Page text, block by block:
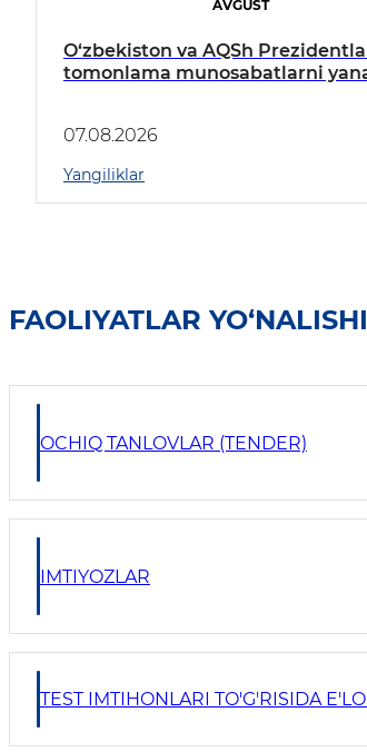
AVGUST
O‘zbekiston va AQSh
tomonlama munosabatlarni
07.08.2026
Yangiliklar
FAOLIYATLAR YO‘NALISHI
OCHIQ TANLOVLAR (TENDER)
IMTIYOZLAR
TEST IMTIHONLARI TO'G'RISIDA